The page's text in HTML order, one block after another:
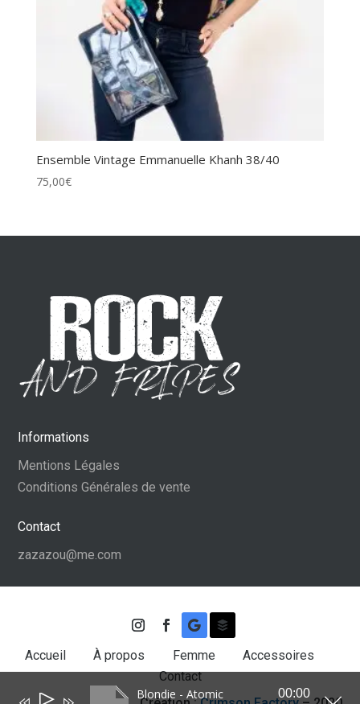
Ensemble Vintage Emmanuelle Khanh 38/40
75,00€
Informations
Mentions Légales
Conditions Générales de vente
Contact
zazazou@me.com
Accueil À propos Femme
Accessoires
Contact
Blondie - Atomic
Lecteur 00:00